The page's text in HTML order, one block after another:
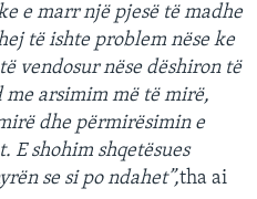
e marr një pjesë të madhe
të ishte problem nëse ke
vendosur nëse dëshiron të
arsimim më të mirë,
dhe përmirësimin e
shohim shqetësues
se si po ndahet”,tha ai